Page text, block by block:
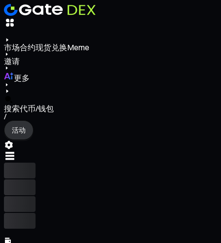
市场合约现货兑换Meme
邀请
更多
搜索代币/钱包
/
活动